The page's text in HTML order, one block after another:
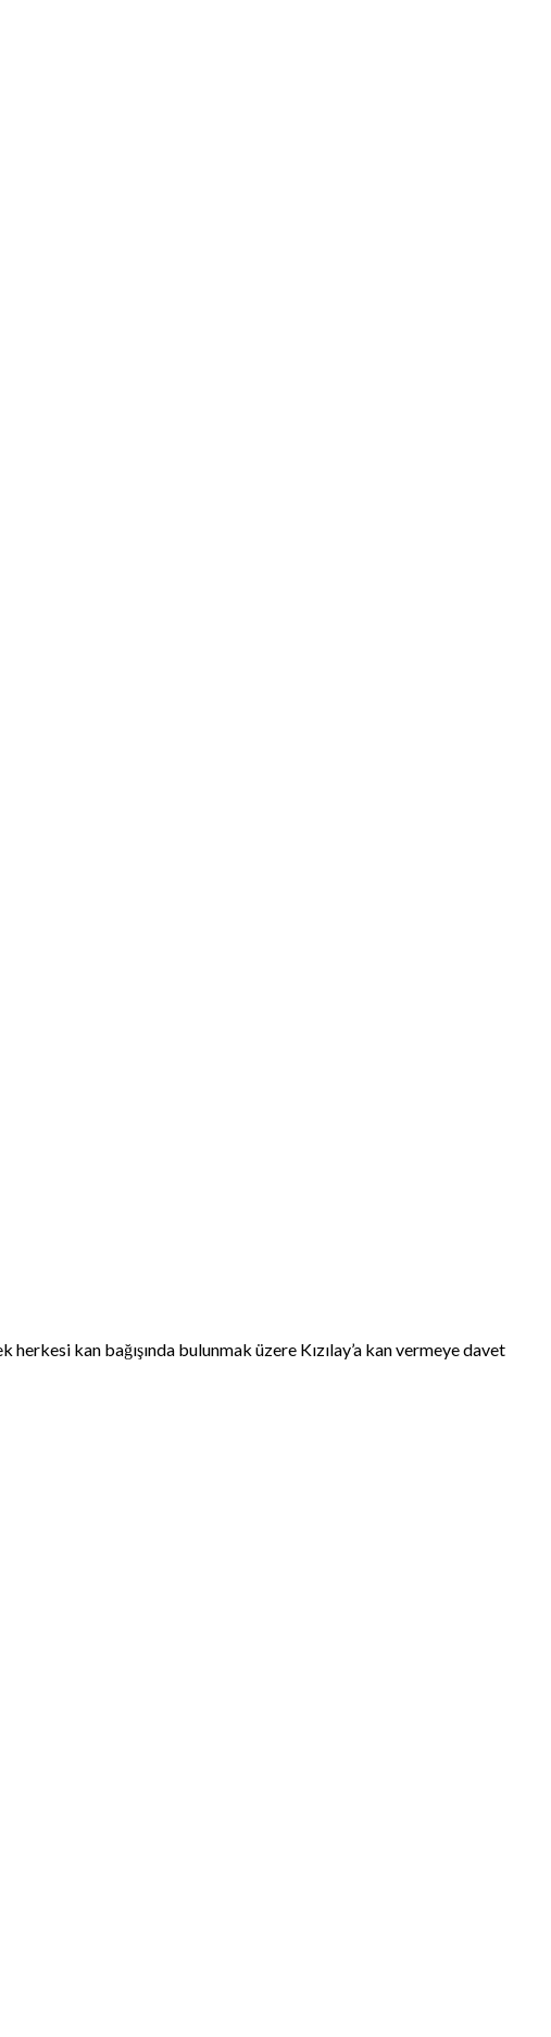
herkesi kan bağışında bulunmak üzere Kızılay’a kan vermeye davet